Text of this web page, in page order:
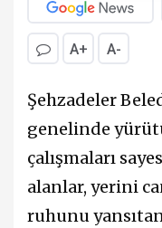
A+ A-
Şehzadeler
genelinde
çalışmaları
alanlar, yerini
ruhunu